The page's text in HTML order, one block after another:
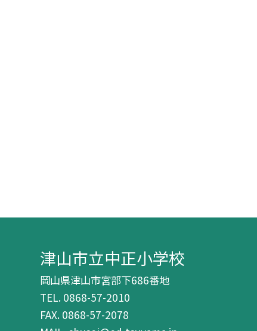
津山市立中正小学校
岡山県津山市宮部下686番地
TEL. 0868-57-2010
FAX. 0868-57-2078